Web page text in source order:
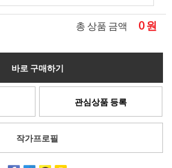
총 상품 금액 0원
바로 구매하기
관심상품 등록
작가프로필